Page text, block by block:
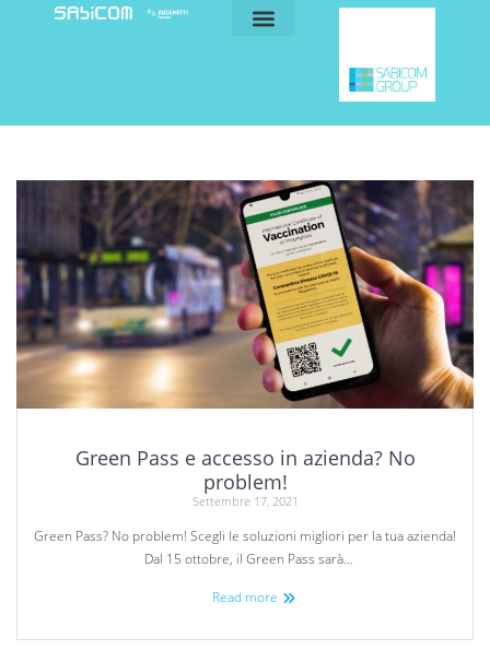
Green Pass e accesso in azienda? No
problem!
Settembre 17, 2021
Green Pass? No problem! Scegli le soluzioni migliori per la tua azienda!
Dal 15 ottobre, il Green Pass sarà…
Read more